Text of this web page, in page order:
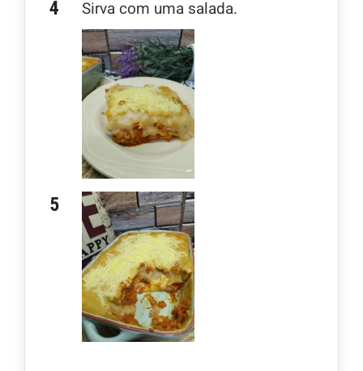
Sirva com uma salada.